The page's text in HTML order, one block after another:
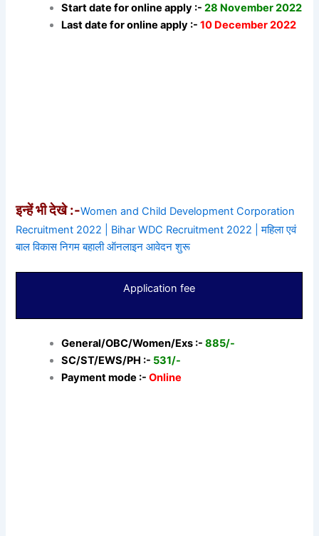
Start date for online apply :-28 November 2022
Last date for online apply :-10 December 2022
इन्हें भी देखे :-Women and Child Development Corporation
Recruitment 2022 | Bihar WDC Recruitment 2022 | महिला एवं
बाल विकास निगम बहाली ऑनलाइन आवेदन शुरू
Application fee
General/OBC/Women/Exs :- 885/-
SC/ST/EWS/PH :- 531/-
Payment mode :-Online